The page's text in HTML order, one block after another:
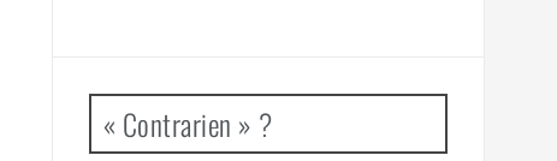
« Contrarien » ?